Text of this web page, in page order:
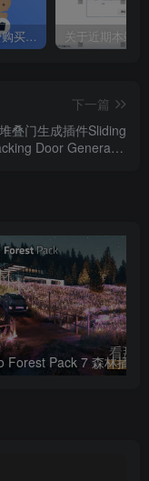
致近期网站付费购买资源及会员用户后，网页显示依然没有购买解决方法！
下一篇
叠门生成插件Sliding
Door Generator